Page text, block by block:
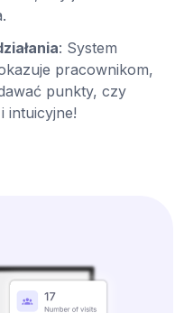
: System
pracownikom,
punkty, czy
intuicyjne!